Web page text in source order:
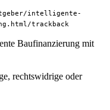
intelligente-
trackback
Baufinanzierung mit
rechtswidrige oder